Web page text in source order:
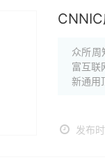
众所周
富互联
新通用
发布